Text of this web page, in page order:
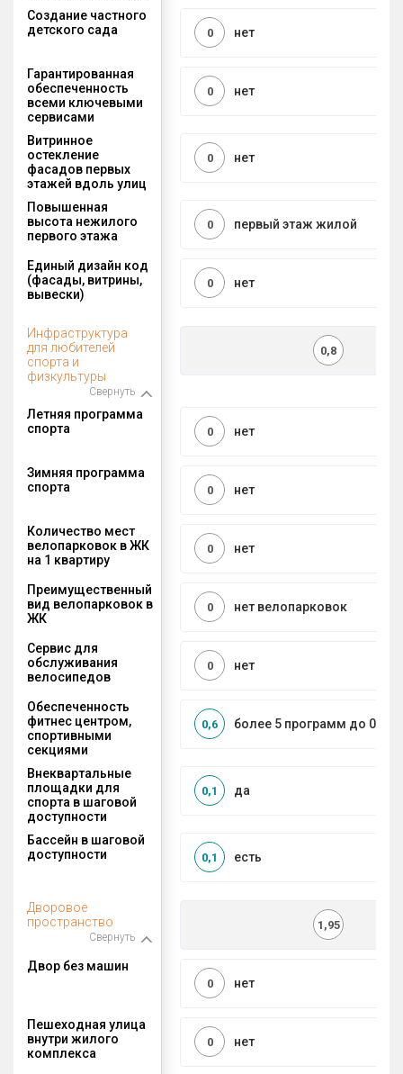
Создание частного
детского сада
нет
0
Гарантированная
обеспеченность
всеми ключевыми
сервисами
нет
0
Витринное
остекление
фасадов первых
этажей вдоль улиц
нет
0
Повышенная
высота нежилого
первого этажа
первый этаж жилой
0
Единый дизайн код
(фасады, витрины,
вывески)
нет
0
Инфраструктура
для любителей
спорта и
физкультуры
Свернуть
0,8
Летняя программа
спорта
нет
0
Зимняя программа
спорта
нет
0
Количество мест
велопарковок в ЖК
на 1 квартиру
нет
0
Преимущественный
вид велопарковок в
ЖК
нет велопарковок
0
Сервис для
обслуживания
велосипедов
нет
0
Обеспеченность
фитнес центром,
спортивными
секциями
более 5 программ до 0,5
0,6
Внеквартальные
площадки для
спорта в шаговой
доступности
да
0,1
Бассейн в шаговой
доступности
есть
0,1
Дворовое
пространство
Свернуть
1,95
Двор без машин
нет
0
Пешеходная улица
внутри жилого
комплекса
нет
0